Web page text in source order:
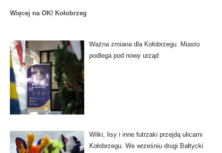
Więcej na OK! Kołobrzeg
Ważna zmiana dla Kołobrzegu. Miasto
podlega pod nowy urząd
Wilki, lisy i inne futrzaki przejdą ulicami
Kołobrzegu. We wrześniu drugi Bałtycki